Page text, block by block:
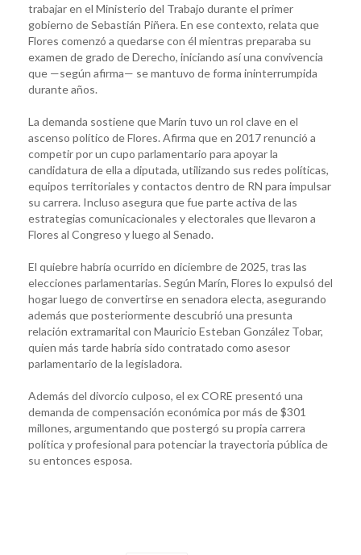
trabajar en el Ministerio del Trabajo durante el primer
gobierno de Sebastián Piñera. En ese contexto, relata que
Flores comenzó a quedarse con él mientras preparaba su
examen de grado de Derecho, iniciando así una convivencia
que —según afirma— se mantuvo de forma ininterrumpida
durante años.
La demanda sostiene que Marín tuvo un rol clave en el
ascenso político de Flores. Afirma que en 2017 renunció a
competir por un cupo parlamentario para apoyar la
candidatura de ella a diputada, utilizando sus redes políticas,
equipos territoriales y contactos dentro de RN para impulsar
su carrera. Incluso asegura que fue parte activa de las
estrategias comunicacionales y electorales que llevaron a
Flores al Congreso y luego al Senado.
El quiebre habría ocurrido en diciembre de 2025, tras las
elecciones parlamentarias. Según Marín, Flores lo expulsó del
hogar luego de convertirse en senadora electa, asegurando
además que posteriormente descubrió una presunta
relación extramarital con Mauricio Esteban González Tobar,
quien más tarde habría sido contratado como asesor
parlamentario de la legisladora.
Además del divorcio culposo, el ex CORE presentó una
demanda de compensación económica por más de $301
millones, argumentando que postergó su propia carrera
política y profesional para potenciar la trayectoria pública de
su entonces esposa.